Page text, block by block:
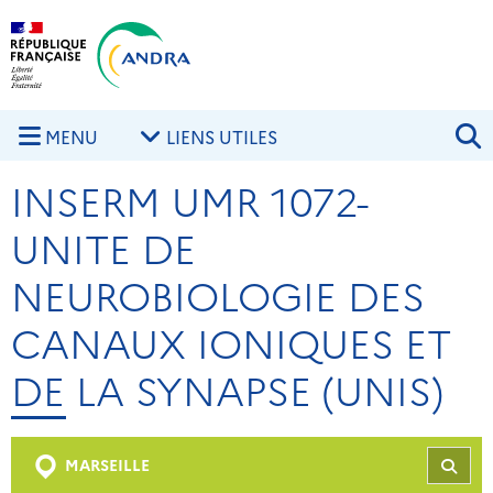
Aller au contenu principal
MENU LIENS UTILES
INSERM UMR 1072-
UNITE DE
NEUROBIOLOGIE DES
CANAUX IONIQUES ET
DE LA SYNAPSE (UNIS)
MARSEILLE